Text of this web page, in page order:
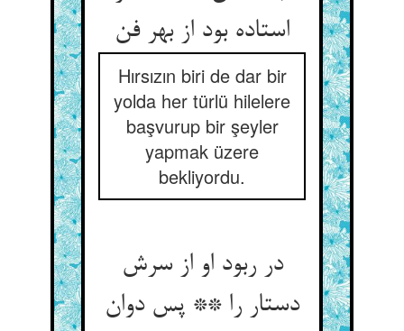
استاده بود از بهر فن
Hırsızın biri de dar bir
yolda her türlü hilelere
başvurup bir şeyler
yapmak üzere
bekliyordu.
در ربود او از سرش
دستار را ** پس دوان